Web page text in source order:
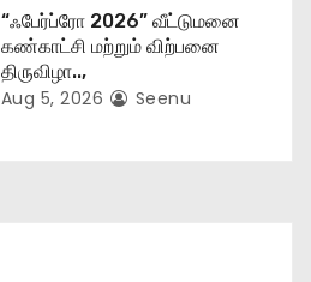
“ஃபேர்ப்ரோ 2026” வீட்டுமனை
கண்காட்சி மற்றும் விற்பனை
திருவிழா..,
Aug 5, 2026 Seenu